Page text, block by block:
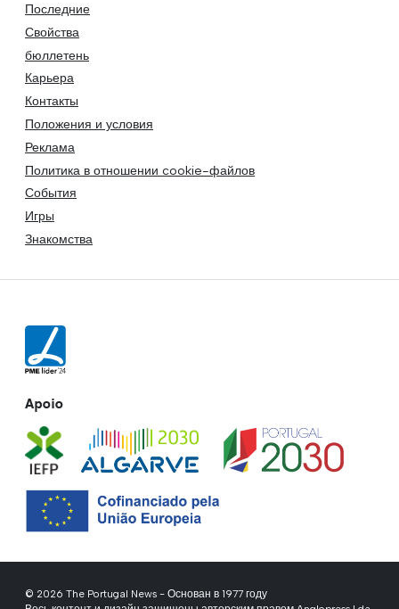
Последние
Свойства
бюллетень
Карьера
Контакты
Положения и условия
Реклама
Политика в отношении cookie-файлов
События
Игры
Знакомства
Apoio
© 2026 The Portugal News - Основан в 1977 году